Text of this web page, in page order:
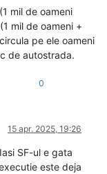
mil de oameni
mil de oameni +
pe ele oameni
de autostrada.
0
15 apr. 2025, 19:26
SF-ul e gata
este deja